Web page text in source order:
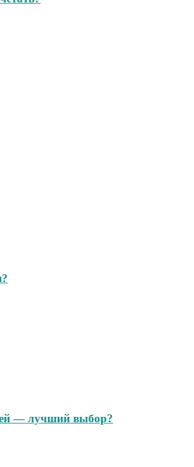
— лучший выбор?